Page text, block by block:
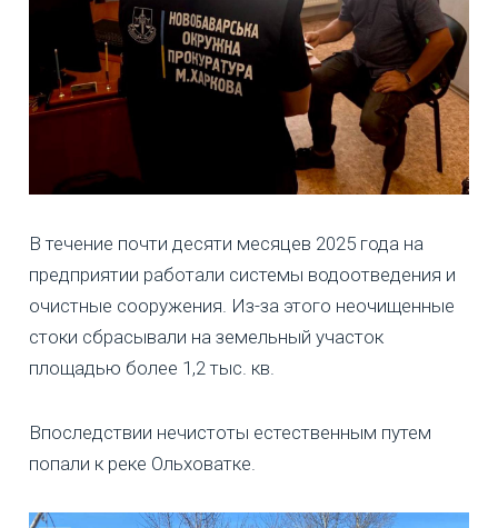
В течение почти десяти месяцев 2025 года на
предприятии работали системы водоотведения и
очистные сооружения. Из-за этого неочищенные
стоки сбрасывали на земельный участок
площадью более 1,2 тыс. кв.
Впоследствии нечистоты естественным путем
попали к реке Ольховатке.